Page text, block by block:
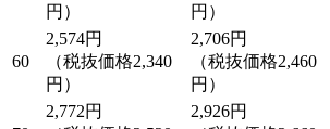
円）
円）
60
2,574円
（税抜価格2,340
円）
2,706円
（税抜価格2,460
円）
2,772円
2,926円